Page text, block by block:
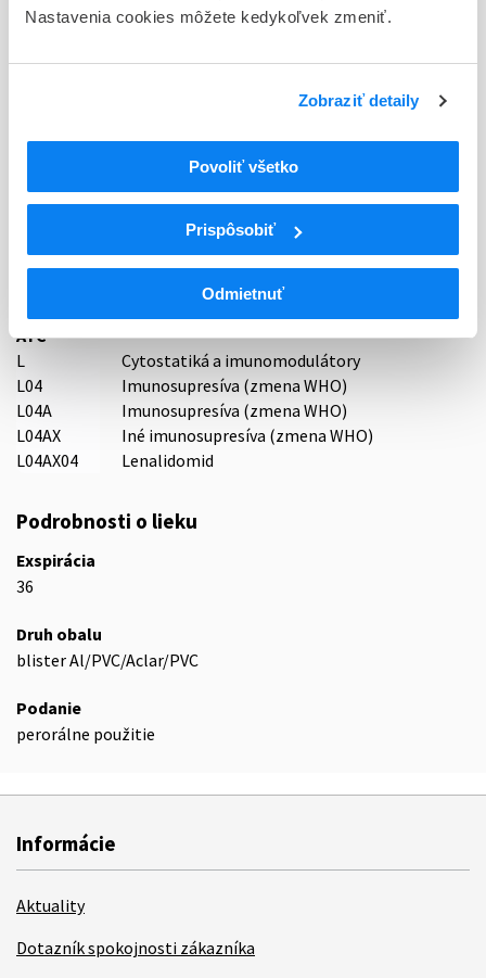
Nastavenia cookies môžete kedykoľvek zmeniť.
Zobraziť detaily
Povoliť všetko
Prispôsobiť
Odmietnuť
D - Registrácia bez obmedzenia platnosti
Decentralizovaná
Držiteľ, krajina
Indikačná skupina
59 - IMMUNOPRAEPARATA
ATC
L
Cytostatiká a imunomodulátory
L04
Imunosupresíva (zmena WHO)
L04A
Imunosupresíva (zmena WHO)
L04AX
Iné imunosupresíva (zmena WHO)
L04AX04
Lenalidomid
Podrobnosti o lieku
Exspirácia
36
Druh obalu
blister Al/PVC/Aclar/PVC
Podanie
perorálne použitie
Informácie
Aktuality
Dotazník spokojnosti zákazníka